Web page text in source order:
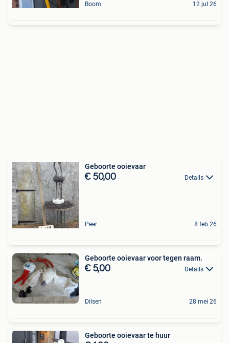
Boom 12 jul 26
Geboorte ooievaar
€ 50,00 Details
Peer 8 feb 26
Geboorte ooievaar voor tegen raam.
€ 5,00 Details
Dilsen 28 mei 26
Geboorte ooievaar te huur